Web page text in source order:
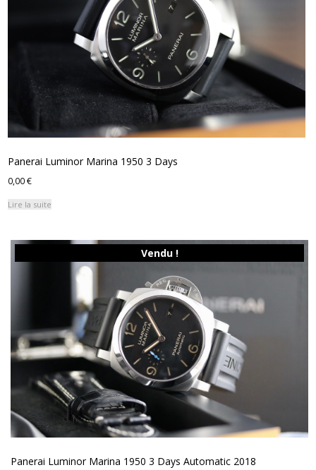
Panerai Luminor Marina 1950 3 Days
0,00€
Lire la suite
Vendu !
Panerai Luminor Marina 1950 3 Days Automatic 2018